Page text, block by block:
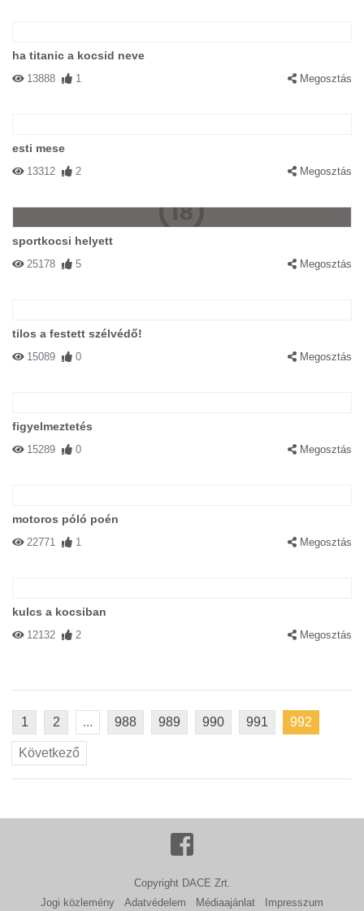
ha titanic a kocsid neve
13888 1 Megosztás
esti mese
13312 2 Megosztás
sportkocsi helyett
25178 5 Megosztás
tilos a festett szélvédő!
15089 0 Megosztás
figyelmeztetés
15289 0 Megosztás
motoros póló poén
22771 1 Megosztás
kulcs a kocsiban
12132 2 Megosztás
1 2 ... 988 989 990 991 992
Következő
Copyright DACE Zrt.
Jogi közlemény
Adatvédelem Médiaajánlat Impresszum